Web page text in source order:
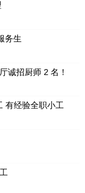
务生
诚招厨师 2 名！
有经验全职小工